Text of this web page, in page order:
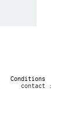
Conditions
contact :